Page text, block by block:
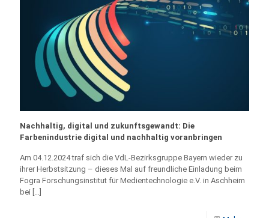
Nachhaltig, digital und zukunftsgewandt: Die
Farbenindustrie digital und nachhaltig voranbringen
Am 04.12.2024 traf sich die VdL-Bezirksgruppe Bayern wieder zu
ihrer Herbstsitzung – dieses Mal auf freundliche Einladung beim
Fogra Forschungsinstitut für Medientechnologie e.V. in Aschheim
bei […]